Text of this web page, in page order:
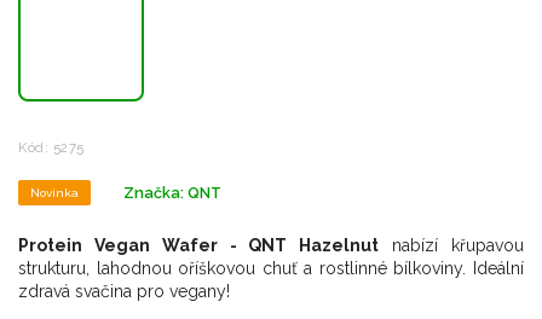
Kód: 5275
Novinka Značka: QNT
Protein Vegan Wafer - QNT Hazelnut nabízí křupavou
strukturu, lahodnou oříškovou chuť a rostlinné bílkoviny. Ideální
zdravá svačina pro vegany!